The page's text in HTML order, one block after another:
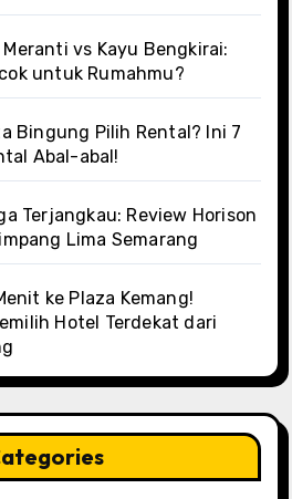
vs Kayu Bengkirai:
untuk Rumahmu?
Bingung Pilih Rental? Ini 7
Abal-abal!
Terjangkau: Review Horison
Lima Semarang
ke Plaza Kemang!
Hotel Terdekat dari